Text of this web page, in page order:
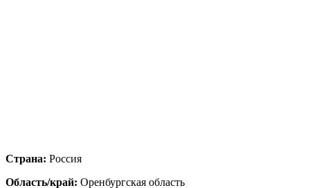
Страна: Россия
Область/край: Оренбургская область